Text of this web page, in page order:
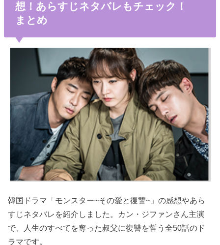
想！あらすじネタバレもチェック！
まとめ
韓国ドラマ「モンスター~その愛と復讐~」の感想やあら
すじネタバレを紹介しました。カン・ジファンさん主演
で、人生のすべてを奪った叔父に復讐を誓う全50話のド
ラマです。